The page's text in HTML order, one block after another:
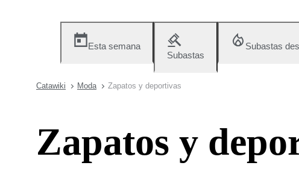
Esta semana
Subastas
Subastas
Catawiki Moda Zapatos y deportivas
Zapatos y